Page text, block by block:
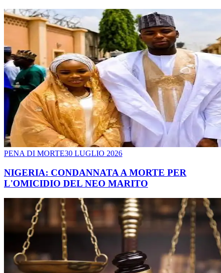
PENA DI MORTE30 LUGLIO 2026
NIGERIA: CONDANNATA A MORTE PER
L'OMICIDIO DEL NEO MARITO